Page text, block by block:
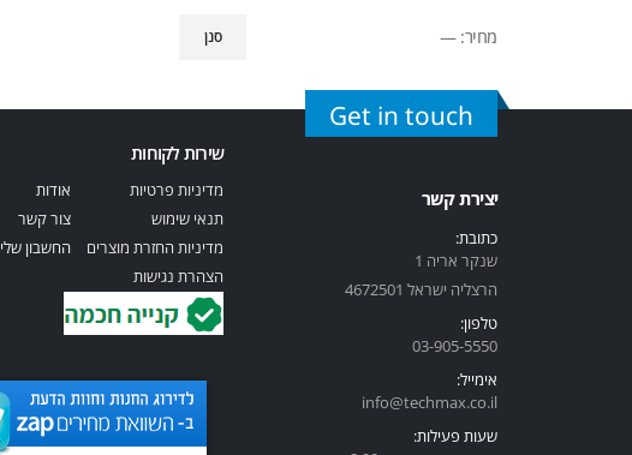
סנן מחיר:—
Get in touch
יצירת קשר
כתובת:
שנקר אריה 1
הרצליה ישראל 4672501
טלפון:
03-905-5550
אימייל:
info@techmax.co.il
שעות פעילות:
שירות לקוחות
מדיניות פרטיות
תנאי שימוש
מדיניות החזרת מוצרים
הצהרת נגישות
אודות
צור קשר
החשבון שלי